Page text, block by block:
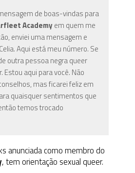
de boas-vindas para
Academyem quem me
enviei uma mensagem e
Aqui está meu número. Se
outra pessoa negra queer
Estou aqui para você. Não
mas ficarei feliz em
quaisquer sentimentos que
temos trocado
anunciada como membro do
, tem orientação sexual queer.